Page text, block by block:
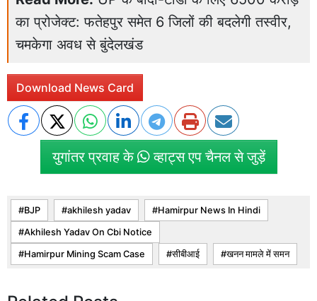
का प्रोजेक्ट: फतेहपुर समेत 6 जिलों की बदलेगी तस्वीर,
चमकेगा अवध से बुंदेलखंड
Download News Card
युगांतर प्रवाह के व्हाट्स एप चैनल से जुड़ें
BJP akhilesh yadav Hamirpur News In Hindi
Akhilesh Yadav On Cbi Notice
Hamirpur Mining Scam Case सीबीआई खनन मामले में समन